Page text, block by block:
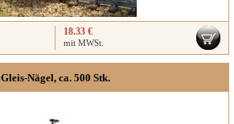
18.33 €
mit MWSt.
Gleis-Nägel, ca. 500 Stk.